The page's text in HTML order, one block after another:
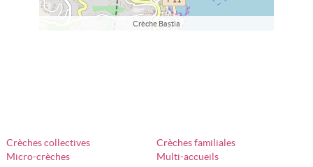
Crèche Bastia
Crèches collectives
Crèches familiales
Micro-crèches
Multi-accueils